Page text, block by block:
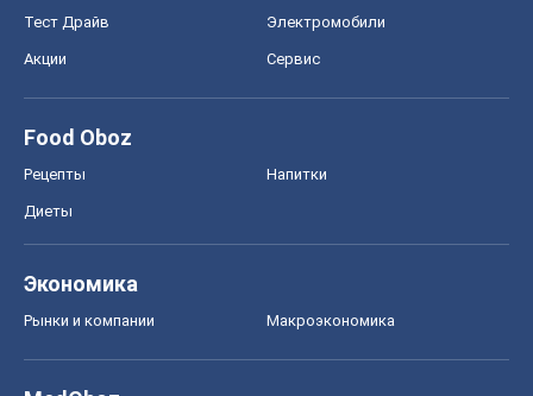
Тест Драйв Электромобили
Акции Сервис
Food Oboz
Рецепты Напитки
Диеты
Экономика
Рынки и компании Mакроэкономика